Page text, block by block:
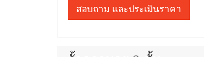
สอบถาม และประเมินราคา